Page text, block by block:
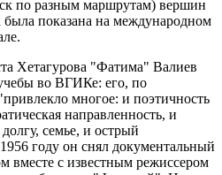
по разным маршрутам) вершин
показана на международном
Хетагурова "Фатима" Валиев
во ВГИКе: его, по
многое: и поэтичность
направленность, и
семье, и острый
году он снял документальный
вместе с известным режиссером